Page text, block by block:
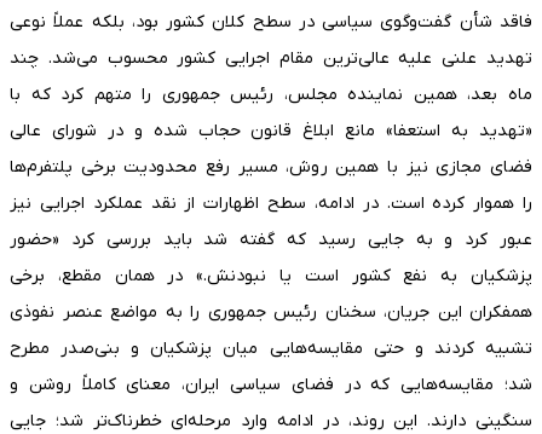
فاقد شأن گفت‌وگوی سیاسی در سطح کلان کشور بود، بلکه عملاً نوعی
تهدید علنی علیه عالی‌ترین مقام اجرایی کشور محسوب می‌شد. چند
ماه بعد، همین نماینده مجلس، رئیس جمهوری را متهم کرد که با
«تهدید به استعفا» مانع ابلاغ قانون حجاب شده و در شورای عالی
فضای مجازی نیز با همین روش، مسیر رفع محدودیت برخی پلتفرم‌ها
را هموار کرده است. در ادامه، سطح اظهارات از نقد عملکرد اجرایی نیز
عبور کرد و به جایی رسید که گفته شد باید بررسی کرد «حضور
پزشکیان به نفع کشور است یا نبودنش.» در همان مقطع، برخی
همفکران این جریان، سخنان رئیس جمهوری را به مواضع عنصر نفوذی
تشبیه کردند و حتی مقایسه‌هایی میان پزشکیان و بنی‌صدر مطرح
شد؛ مقایسه‌هایی که در فضای سیاسی ایران، معنای کاملاً روشن و
سنگینی دارند. این روند، در ادامه وارد مرحله‌ای خطرناک‌تر شد؛ جایی